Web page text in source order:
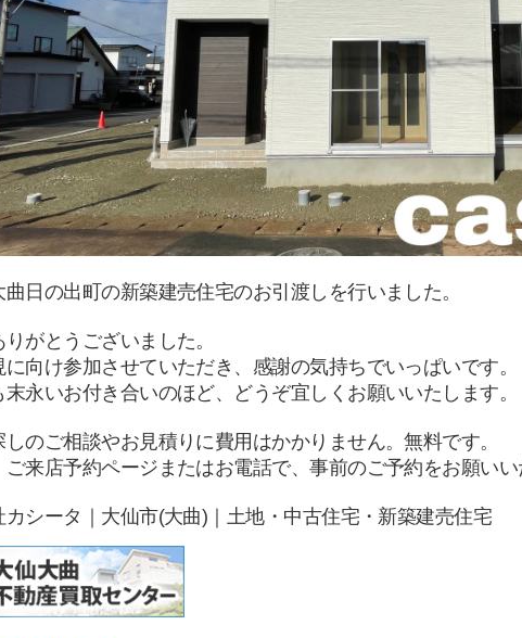
曲日の出町の新築建売住宅のお引渡しを行いました。
がとうございました。
向け参加させていただき、感謝の気持ちでいっぱいです。
永いお付き合いのほど、どうぞ宜しくお願いいたします。
のご相談やお見積りに費用はかかりません。無料です。
ご来店予約ページまたはお電話で、事前のご予約をお願いい
カシータ｜大仙市(大曲)｜土地・中古住宅・新築建売住宅